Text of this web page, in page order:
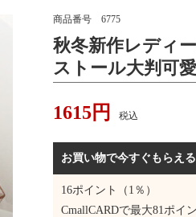
商品番号 6775
秋冬新作レディ
ストール大判可
1615円 税込
お買い物で今すぐもらえる
16ポイント（1％）
CmallCARDで最大81ポイ